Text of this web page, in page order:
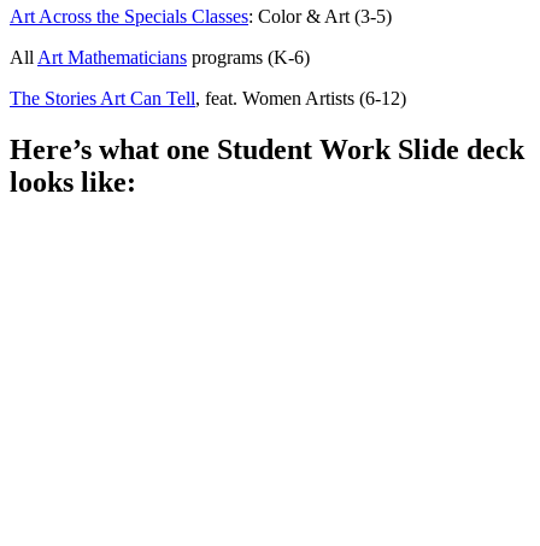
Art Across the Specials Classes: Color & Art (3-5)
All Art Mathematicians programs (K-6)
The Stories Art Can Tell, feat. Women Artists (6-12)
Here’s what one Student Work Slide deck
looks like: